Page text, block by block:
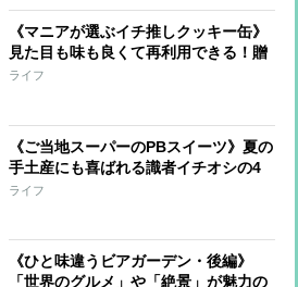
《マニアが選ぶイチ推しクッキー缶》
見た目も味も良くて再利用できる！贈
り物にしたいとっておきの名品6つ
ライフ
《ご当地スーパーのPBスイーツ》夏の
手土産にも喜ばれる識者イチオシの4
品！
ライフ
《ひと味違うビアガーデン・後編》
「世界のグルメ」や「絶景」が魅力の